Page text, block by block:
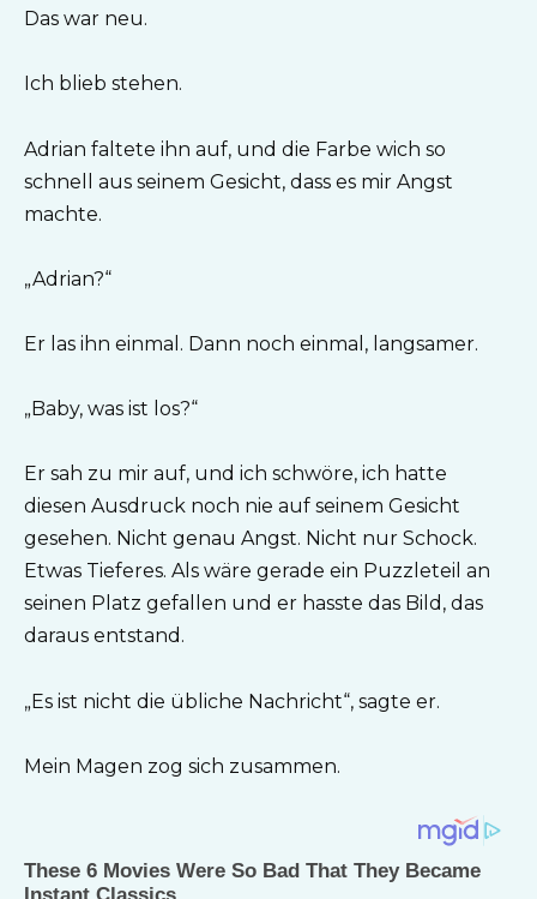
Das war neu.
Ich blieb stehen.
Adrian faltete ihn auf, und die Farbe wich so
schnell aus seinem Gesicht, dass es mir Angst
machte.
„Adrian?“
Er las ihn einmal. Dann noch einmal, langsamer.
„Baby, was ist los?“
Er sah zu mir auf, und ich schwöre, ich hatte
diesen Ausdruck noch nie auf seinem Gesicht
gesehen. Nicht genau Angst. Nicht nur Schock.
Etwas Tieferes. Als wäre gerade ein Puzzleteil an
seinen Platz gefallen und er hasste das Bild, das
daraus entstand.
„Es ist nicht die übliche Nachricht“, sagte er.
Mein Magen zog sich zusammen.